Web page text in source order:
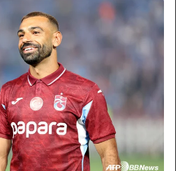
最初，双方续约谈判因年薪分歧陷入
此机会，英格兰超级联赛（EPL）的
2461 亿韩元）的转会费及联赛最高
维尼修斯。 然而，维尼修斯的最终
出了税后年薪约 2400 万欧元（约 39
认可等提升后的条件，最终促成协
·穆里尼奥的积极劝说对维尼修斯决
尼修斯在过往 8个赛季中，代表球队
献 128 粒进球和 85 次助攻。他随队共
足球协会联盟（UEFA）冠军联赛（U
联赛冠军 3 次等。特别是荣获 2024
）年度最佳男Seon Su-sang-eul